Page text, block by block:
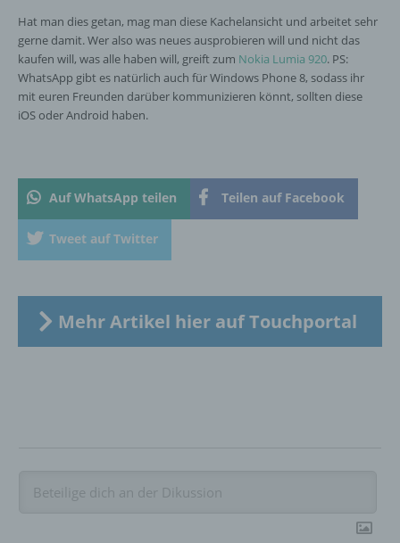
Hat man dies getan, mag man diese Kachelansicht und arbeitet sehr
gerne damit. Wer also was neues ausprobieren will und nicht das
kaufen will, was alle haben will, greift zum Nokia Lumia 920. PS:
WhatsApp gibt es natürlich auch für Windows Phone 8, sodass ihr
mit euren Freunden darüber kommunizieren könnt, sollten diese
iOS oder Android haben.
Auf WhatsApp teilen Teilen auf Facebook
Tweet auf Twitter
Mehr Artikel hier auf Touchportal
Einwilligung ist jede von der betroffenen
einer Erklärung oder einer sonstigen
eindeutigen bestätigenden Handlung, mit der
die betroffene Person zu verstehen gibt, dass
sie mit der Verarbeitung der sie betreffenden
Name und Anschrift des für die Verarbeitung
Verantwortlichen
InnoMobile GmbH